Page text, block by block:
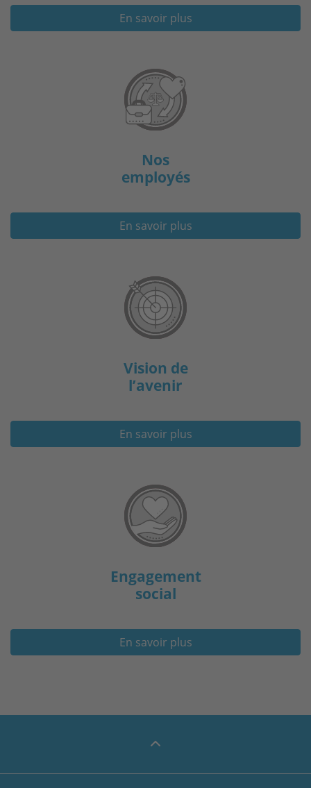
En savoir plus
Nos
employés
En savoir plus
Vision de
l’avenir
En savoir plus
Engagement
social
En savoir plus